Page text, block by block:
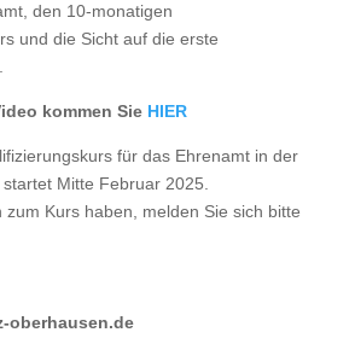
den 10-monatigen
und die Sicht auf die erste
kommen Sie HIER
für das Ehrenamt in der
Mitte Februar 2025.
zum Kurs haben, melden Sie sich bitte
oberhausen.de